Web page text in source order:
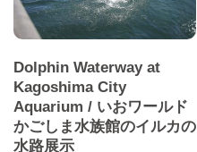
Dolphin Waterway at
Kagoshima City
Aquarium / いおワールド
かごしま水族館のイルカの
水路展示